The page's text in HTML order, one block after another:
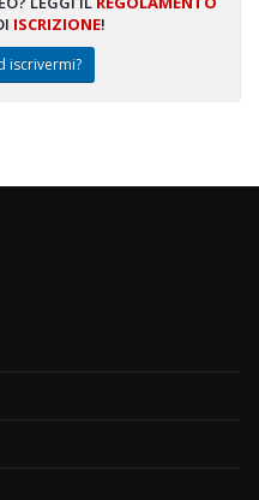
ISCRIZIONE!
iscrivermi?